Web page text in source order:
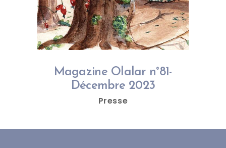
Magazine Olalar n°81-
Décembre 2023
Presse